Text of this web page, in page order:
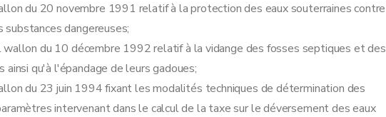
du 20 novembre 1991 relatif à la protection des eaux souterraines contre
dangereuses;
du 10 décembre 1992 relatif à la vidange des fosses septiques et des
qu'à l'épandage de leurs gadoues;
du 23 juin 1994 fixant les modalités techniques de détermination des
intervenant dans le calcul de la taxe sur le déversement des eaux